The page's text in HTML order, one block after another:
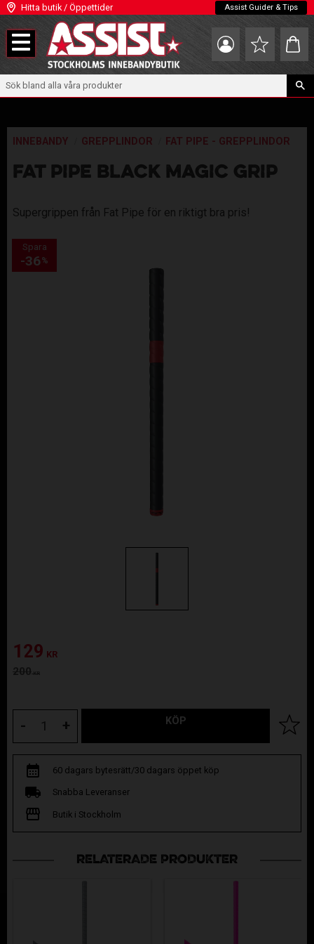
Meny
Hitta butik / Öppettider Assist Guider & Tips
Favoriter
INNEBANDY GREPPLINDOR FAT PIPE - GREPPLINDOR
FAT PIPE BLACK MAGIC GRIP
Supergrippen från Fat Pipe för en riktigt bra pris!
Spara
36%
Nedsatt pris:
129 KR
Ordinarie pris:
200KR
+
- KÖP Lägg
60 dagars bytesrätt/30 dagars öppet köp
Snabba Leveranser
Butik i Stockholm
RELATERADE PRODUKTER